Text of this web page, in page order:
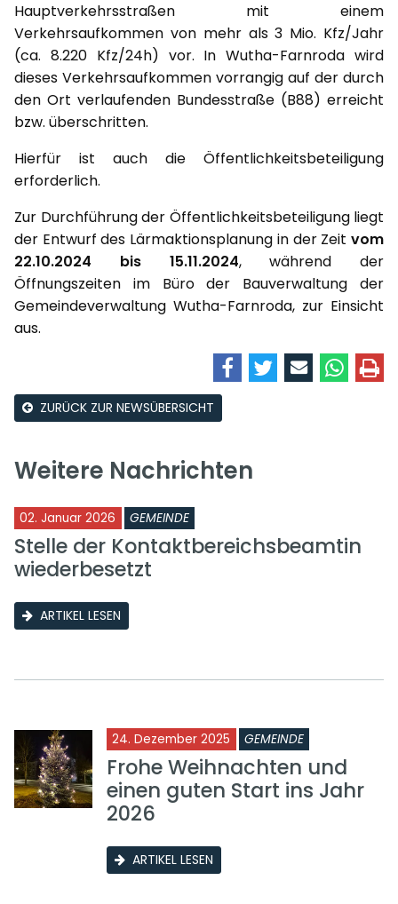
Hauptverkehrsstraßen mit einem
Verkehrsaufkommen von mehr als 3 Mio. Kfz/Jahr
(ca. 8.220 Kfz/24h) vor. In Wutha-Farnroda wird
dieses Verkehrsaufkommen vorrangig auf der durch
den Ort verlaufenden Bundesstraße (B88) erreicht
bzw. überschritten.
Hierfür ist auch die Öffentlichkeitsbeteiligung
erforderlich.
Zur Durchführung der Öffentlichkeitsbeteiligung liegt
der Entwurf des Lärmaktionsplanung in der Zeit vom
22.10.2024 bis 15.11.2024, während der
Öffnungszeiten im Büro der Bauverwaltung der
Gemeindeverwaltung Wutha-Farnroda, zur Einsicht
aus.
ZURÜCK ZUR NEWSÜBERSICHT
Weitere Nachrichten
02. Januar 2026 GEMEINDE
Stelle der Kontaktbereichsbeamtin
wiederbesetzt
ARTIKEL LESEN
24. Dezember 2025 GEMEINDE
Frohe Weihnachten und
einen guten Start ins Jahr
2026
ARTIKEL LESEN